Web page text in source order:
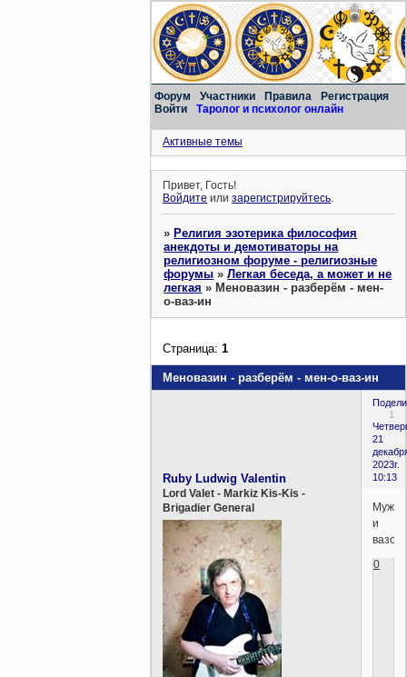
Форум Участники Правила
Регистрация
Войти
Таролог и психолог онлайн
Активные темы
Привет, Гость!
Войдите илизарегистрируйтесь.
»Религия эзотерика философия
анекдоты и демотиваторы на
религиозном форуме - религиозные
форумы »Легкая беседа, а может и не
легкая »Меновазин - разберём - мен-
о-ваз-ин
Меновазин - разберём - мен-о-ваз-ин
Страница:1
1
21
2023г.
10:13
Ruby Ludwig Valentin
Lord Valet - Markiz Kis-Kis -
Brigadier General
и
вазон.
0